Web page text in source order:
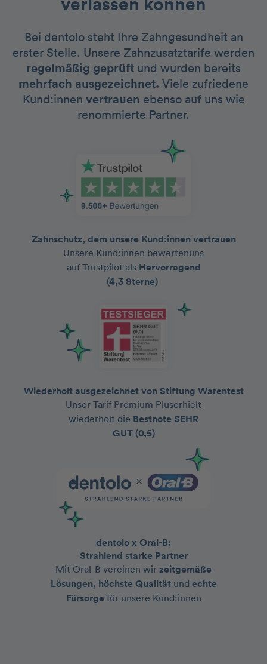
verlassen können
Bei dentolo steht Ihre Zahngesundheit an
erster Stelle. Unsere Zahnzusatztarife werden
regelmäßig geprüft und wurden bereits
mehrfach ausgezeichnet. Viele zufriedene
Kund:innen vertrauen ebenso auf uns wie
renommierte Partner.
Zahnschutz, dem unsere Kund:innen vertrauen
Unsere Kund:innen bewertenuns
auf Trustpilot als Hervorragend
(4,3 Sterne)
Wiederholt ausgezeichnet von Stiftung Warentest
Unser Tarif Premium Pluserhielt
wiederholt die Bestnote SEHR
GUT (0,5)
dentolo x Oral-B:
Strahlend starke Partner
Mit Oral-B vereinen wir zeitgemäße
Lösungen, höchste Qualitätund echte
Fürsorge für unsere Kund:innen